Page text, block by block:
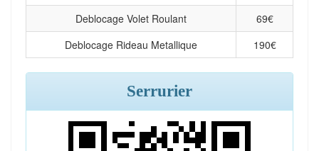
Deblocage Volet Roulant
69€
Deblocage Rideau Metallique
190€
Serrurier